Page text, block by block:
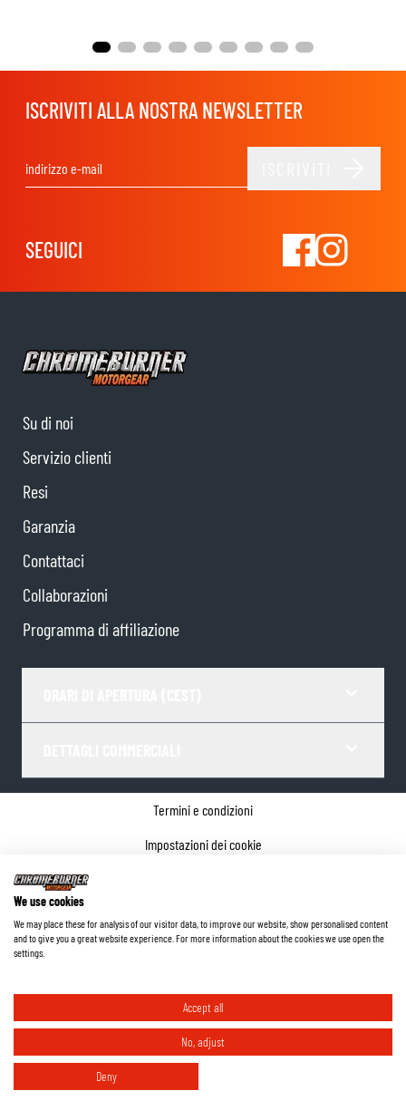
ISCRIVITI ALLA NOSTRA NEWSLETTER
SEGUICI
Su di noi
Servizio clienti
Resi
Garanzia
Contattaci
Collaborazioni
Programma di affiliazione
Termini e condizioni
Impostazioni dei cookie
©2026ChromeBurner - Tutti i diritti riservati.
We use cookies
We may place these for analysis of our visitor data, to improve our website, show personalised content
and to give you a great website experience. For more information about the cookies we use open the
settings.
Accept all
No, adjust
Deny